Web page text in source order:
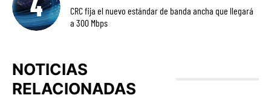
CRC fija el nuevo estándar de banda ancha que llegará
a 300 Mbps
NOTICIAS
RELACIONADAS